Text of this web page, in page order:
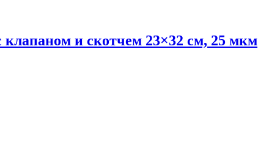
и скотчем 23×32 см, 25 мкм